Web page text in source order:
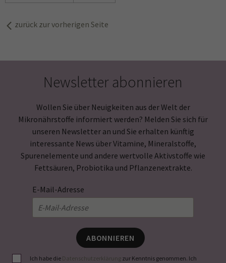
zurück zur vorherigen Seite
Newsletter abonnieren
Wollen Sie über Neuigkeiten aus der Welt der
Mikronährstoffe informiert werden? Melden Sie sich für
unseren Newsletter an und Sie erhalten künftig
interessante News über Vitamine, Mineralstoffe,
Spurenelemente und andere wertvolle Aktivstoffe wie
Fettsäuren, Probiotika und Pflanzenextrakte.
E-Mail-Adresse
ABONNIEREN
Ich habe die Datenschutzerklärung zur Kenntnis genommen. Ich